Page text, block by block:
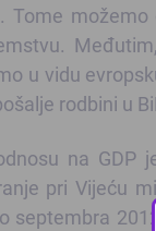
Tome
u vidu
rodbini u
na GDP
pri Vijeću
septembra